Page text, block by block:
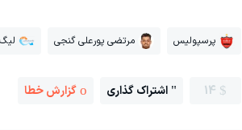
پرسپولیس مرتضی پورعلی گنجی
14 اشتراک گذاری گزارش خطا